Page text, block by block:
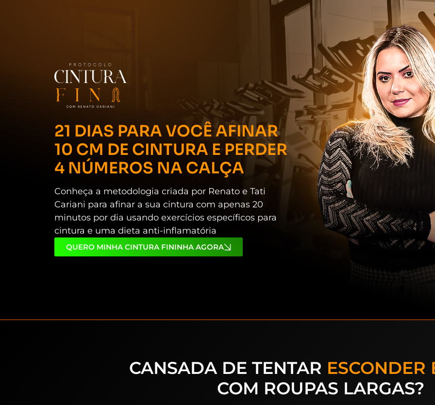
21 DIAS PARA VOCÊ AFINAR
10 CM DE CINTURA E PERDER
4 NÚMEROS NA CALÇA
Conheça a metodologia criada por Renato e Tati
Cariani para afinar a sua cintura com apenas 20
minutos por dia usando exercícios específicos para
cintura e uma dieta anti-inflamatória
QUERO MINHA CINTURA FININHA AGORA
CANSADA DE TENTAR ESCONDER
COM ROUPAS LARGAS?